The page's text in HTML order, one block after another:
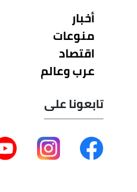
أخبار
منوعات
اقتصاد
عرب وعالم
تابعونا على